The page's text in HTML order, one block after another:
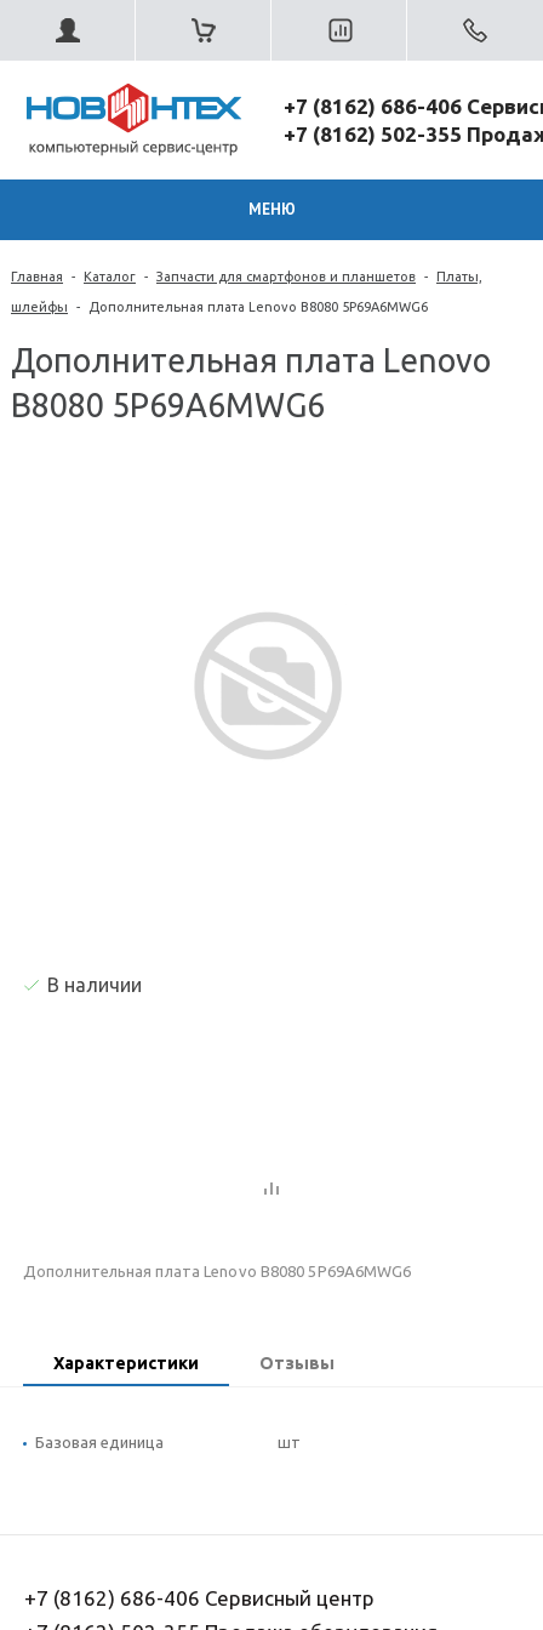
+7 (8162) 686-406
+7 (8162) 502-355
МЕНЮ
Главная - Каталог - Запчасти для смартфонов и планшетов - Платы,
шлейфы - Дополнительная плата Lenovo B8080 5P69A6MWG6
Дополнительная плата Lenovo
B8080 5P69A6MWG6
В наличии
Дополнительная плата Lenovo B8080 5P69A6MWG6
Характеристики Отзывы
Базовая единица шт
+7 (8162) 686-406 Сервисный центр